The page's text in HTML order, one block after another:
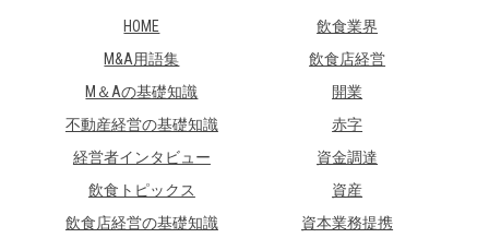
HOME
M&A用語集
M＆Aの基礎知識
不動産経営の基礎知識
経営者インタビュー
飲食トピックス
飲食店経営の基礎知識
飲食業界
飲食店経営
開業
赤字
資金調達
資産
資本業務提携